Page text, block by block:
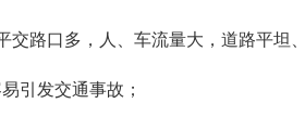
路口多，人、车流量大，道路平坦
引发交通事故；